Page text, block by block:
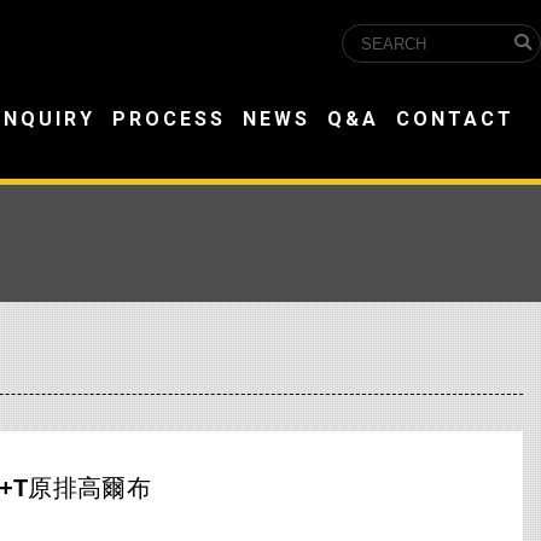
PROCESS NEWS Q&A CONTACT
原排高爾布